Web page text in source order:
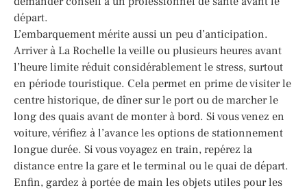
départ.
L’embarquement mérite aussi un peu d’anticipation.
Arriver à La Rochelle la veille ou plusieurs heures avant
l’heure limite réduit considérablement le stress, surtout
en période touristique. Cela permet en prime de visiter le
centre historique, de dîner sur le port ou de marcher le
long des quais avant de monter à bord. Si vous venez en
voiture, vérifiez à l’avance les options de stationnement
longue durée. Si vous voyagez en train, repérez la
distance entre la gare et le terminal ou le quai de départ.
Enfin, gardez à portée de main les objets utiles pour les